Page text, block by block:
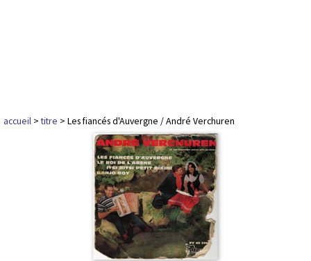
accueil >titre > Les fiancés d'Auvergne / André Verchuren